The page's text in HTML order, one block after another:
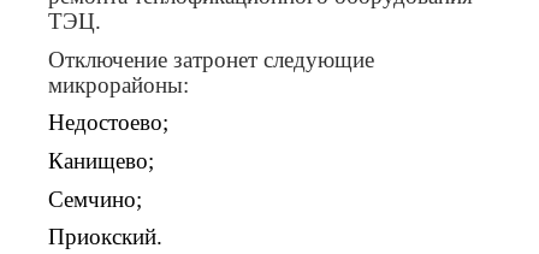
ТЭЦ.
Отключение затронет следующие
микрорайоны:
Недостоево;
Канищево;
Семчино;
Приокский.